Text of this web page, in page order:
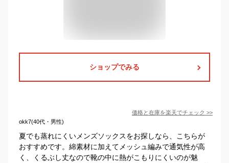
ショップでみる
価格と在庫を楽天でチェック >>
okk7(40代・男性)
夏でも蒸れにくいメンズソックスをお探しなら、こちらが
おすすめです。綿素材に加えてメッシュ編みで通気性が高
く、くるぶし丈なので靴の中に熱がこもりにくいのが魅